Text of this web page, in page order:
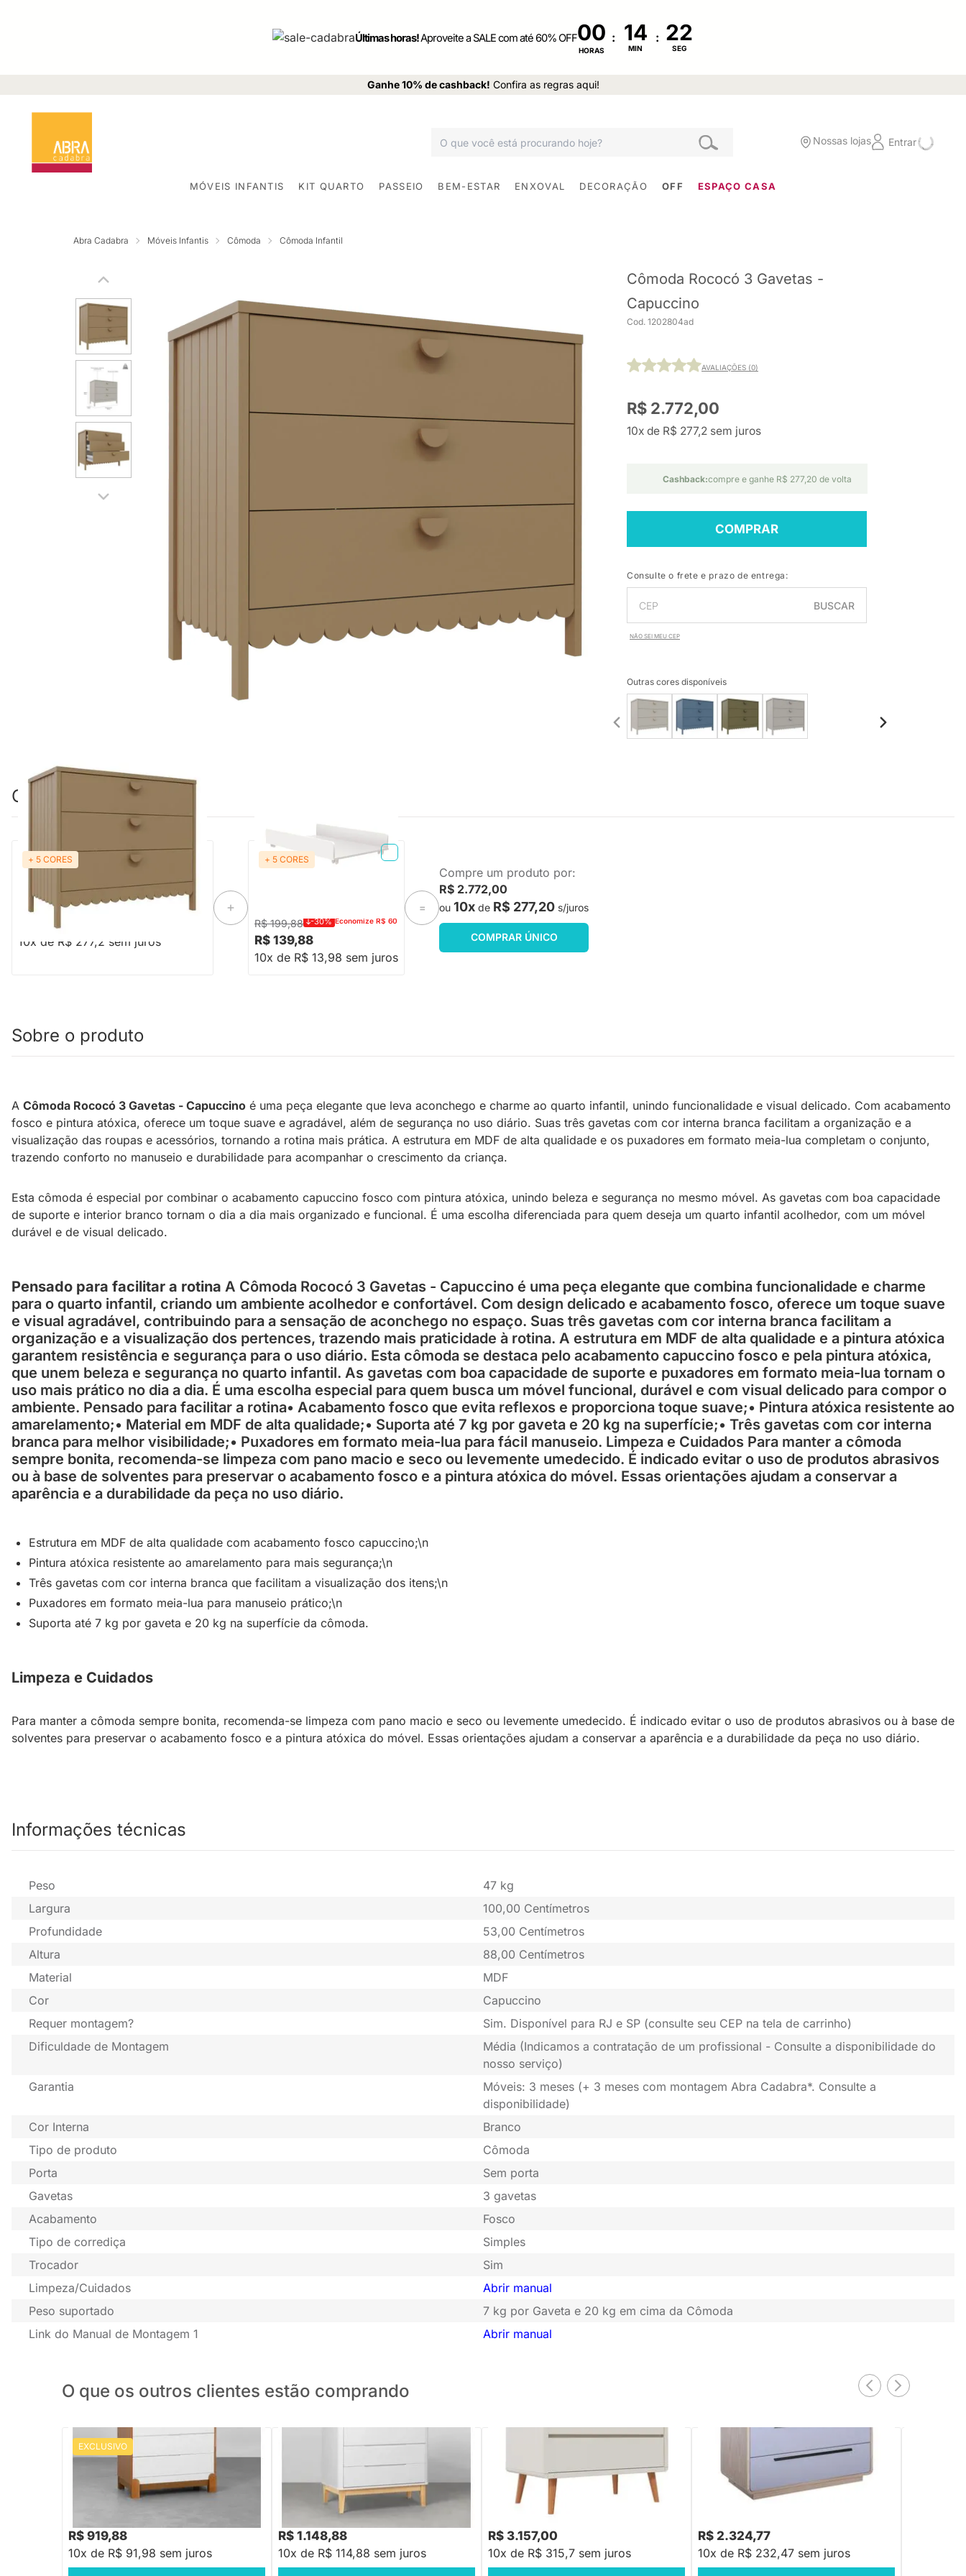
Últimas horas!Aproveite a SALE com até 60% OFF00
HORAS
:
MIN
:
SEG
Ganhe 10% de cashback! Confira as regras aqui!
Nossas lojas Entrar
MÓVEIS INFANTIS KIT QUARTO PASSEIO BEM-ESTAR ENXOVAL DECORAÇÃO OFF ESPAÇO CASA
Abra Cadabra Móveis Infantis Cômoda Cômoda Infantil
Cômoda Rococó 3 Gavetas -
Capuccino
Cod. 1202804ad
AVALIAÇÕES (0)
R$ 2.772,00
10x de R$ 277,2 sem juros
Cashback:compre e ganhe R$ 277,20 de volta
COMPRAR
Consulte o frete e prazo de entrega:
BUSCAR
NÃO SEI MEU CEP
Outras cores disponíveis
Combinação perfeita
+ 5 CORES
Cômoda Rococó 3 Gavetas - Capuccino
R$ 2.772,00
10x de R$ 277,2 sem juros
+ 5 CORES
Trocador Theo - Branco Brilho
R$ 199,88 -30% Economize R$ 60
R$ 139,88
10x de R$ 13,98 sem juros
=
Compre um produto por:
R$ 2.772,00
ou 10x de R$ 277,20 s/juros
COMPRAR ÚNICO
Sobre o produto
A Cômoda Rococó 3 Gavetas - Capuccino é uma peça elegante que leva aconchego e charme ao quarto infantil, unindo funcionalidade e visual delicado. Com acabamento
fosco e pintura atóxica, oferece um toque suave e agradável, além de segurança no uso diário. Suas três gavetas com cor interna branca facilitam a organização e a
visualização das roupas e acessórios, tornando a rotina mais prática. A estrutura em MDF de alta qualidade e os puxadores em formato meia-lua completam o conjunto,
trazendo conforto no manuseio e durabilidade para acompanhar o crescimento da criança.
Esta cômoda é especial por combinar o acabamento capuccino fosco com pintura atóxica, unindo beleza e segurança no mesmo móvel. As gavetas com boa capacidade
de suporte e interior branco tornam o dia a dia mais organizado e funcional. É uma escolha diferenciada para quem deseja um quarto infantil acolhedor, com um móvel
durável e de visual delicado.
Pensado para facilitar a rotina A Cômoda Rococó 3 Gavetas - Capuccino é uma peça elegante que combina funcionalidade e charme
para o quarto infantil, criando um ambiente acolhedor e confortável. Com design delicado e acabamento fosco, oferece um toque suave
e visual agradável, contribuindo para a sensação de aconchego no espaço. Suas três gavetas com cor interna branca facilitam a
organização e a visualização dos pertences, trazendo mais praticidade à rotina. A estrutura em MDF de alta qualidade e a pintura atóxica
garantem resistência e segurança para o uso diário. Esta cômoda se destaca pelo acabamento capuccino fosco e pela pintura atóxica,
que unem beleza e segurança no quarto infantil. As gavetas com boa capacidade de suporte e puxadores em formato meia-lua tornam o
uso mais prático no dia a dia. É uma escolha especial para quem busca um móvel funcional, durável e com visual delicado para compor o
ambiente. Pensado para facilitar a rotina• Acabamento fosco que evita reflexos e proporciona toque suave;• Pintura atóxica resistente ao
amarelamento;• Material em MDF de alta qualidade;• Suporta até 7 kg por gaveta e 20 kg na superfície;• Três gavetas com cor interna
branca para melhor visibilidade;• Puxadores em formato meia-lua para fácil manuseio. Limpeza e Cuidados Para manter a cômoda
sempre bonita, recomenda-se limpeza com pano macio e seco ou levemente umedecido. É indicado evitar o uso de produtos abrasivos
ou à base de solventes para preservar o acabamento fosco e a pintura atóxica do móvel. Essas orientações ajudam a conservar a
aparência e a durabilidade da peça no uso diário.
Estrutura em MDF de alta qualidade com acabamento fosco capuccino;\n
Pintura atóxica resistente ao amarelamento para mais segurança;\n
Três gavetas com cor interna branca que facilitam a visualização dos itens;\n
Puxadores em formato meia-lua para manuseio prático;\n
Suporta até 7 kg por gaveta e 20 kg na superfície da cômoda.
Limpeza e Cuidados
Para manter a cômoda sempre bonita, recomenda-se limpeza com pano macio e seco ou levemente umedecido. É indicado evitar o uso de produtos abrasivos ou à base de
solventes para preservar o acabamento fosco e a pintura atóxica do móvel. Essas orientações ajudam a conservar a aparência e a durabilidade da peça no uso diário.
Informações técnicas
Peso
47 kg
Largura
100,00 Centímetros
Profundidade
53,00 Centímetros
Altura
88,00 Centímetros
Material
MDF
Cor
Capuccino
Requer montagem?
Sim. Disponível para RJ e SP (consulte seu CEP na tela de carrinho)
Dificuldade de Montagem
Média (Indicamos a contratação de um profissional - Consulte a disponibilidade do
nosso serviço)
Garantia
Móveis: 3 meses (+ 3 meses com montagem Abra Cadabra*. Consulte a
disponibilidade)
Cor Interna
Branco
Tipo de produto
Cômoda
Porta
Sem porta
Gavetas
3 gavetas
Acabamento
Fosco
Tipo de corrediça
Simples
Trocador
Sim
Limpeza/Cuidados
Abrir manual
Peso suportado
7 kg por Gaveta e 20 kg em cima da Cômoda
Link do Manual de Montagem 1
Abrir manual
O que os outros clientes estão comprando
EXCLUSIVO
Cômoda Lotus 4 Gavetas - Branco Fosco
R$ 919,88
10x de R$ 91,98 sem juros
Square Natural - Branco e Savana
R$ 1.579,88
R$ 1.148,88
10x de R$ 114,88 sem juros
com Pés em Madeira
R$ 3.157,00
10x de R$ 315,7 sem juros
Cômoda Wave 3 Gavetas com Puxadores
Preto - Natural e Cinza
R$ 2.324,77
10x de R$ 232,47 sem juros